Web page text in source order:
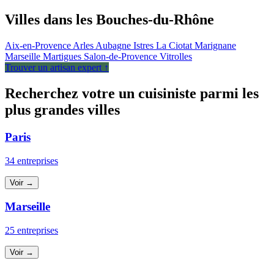
Villes dans les Bouches-du-Rhône
Aix-en-Provence Arles Aubagne Istres La Ciotat Marignane
Marseille Martigues Salon-de-Provence Vitrolles
Trouver un artisan expert ↑
Recherchez votre un cuisiniste parmi les
plus grandes villes
Paris
34 entreprises
Voir →
Marseille
25 entreprises
Voir →